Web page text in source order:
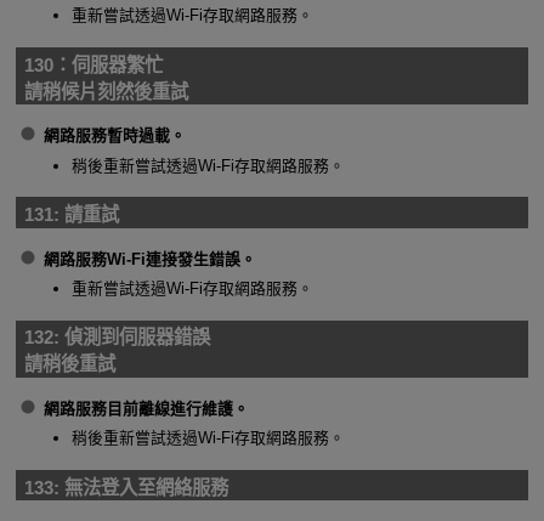
重新嘗試透過Wi-Fi存取網路服務。
130：伺服器繁忙
請稍候片刻然後重試
網路服務暫時過載。
稍後重新嘗試透過Wi-Fi存取網路服務。
131: 請重試
網路服務Wi-Fi連接發生錯誤。
重新嘗試透過Wi-Fi存取網路服務。
132:偵測到伺服器錯誤
請稍後重試
網路服務目前離線進行維護。
稍後重新嘗試透過Wi-Fi存取網路服務。
133: 無法登入至網絡服務